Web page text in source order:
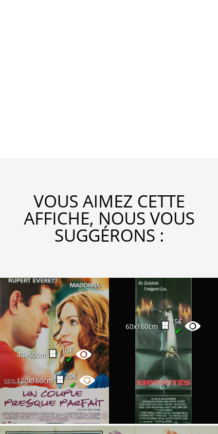
VOUS AIMEZ CETTE
AFFICHE, NOUS VOUS
SUGGÉRONS :
40x60cm
10€
✔
120x160cm
20€
✔
60x160cm
15€
✔